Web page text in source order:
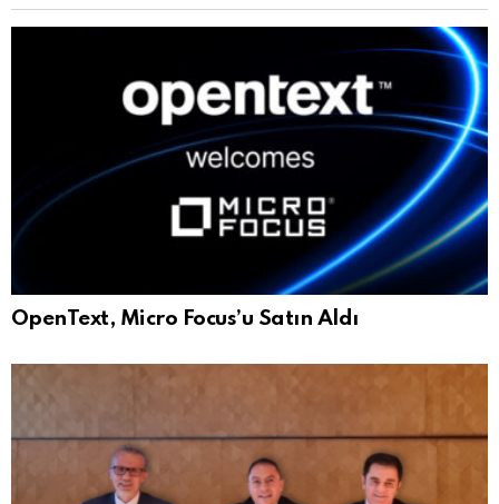
OpenText, Micro Focus’u Satın Aldı